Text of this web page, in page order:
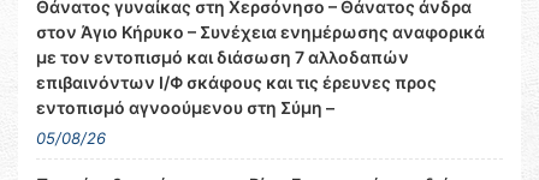
Θάνατος γυναίκας στη Χερσόνησο – Θάνατος άνδρα
στον Άγιο Κήρυκο – Συνέχεια ενημέρωσης αναφορικά
με τον εντοπισμό και διάσωση 7 αλλοδαπών
επιβαινόντων Ι/Φ σκάφους και τις έρευνες προς
εντοπισμό αγνοούμενου στη Σύμη –
05/08/26